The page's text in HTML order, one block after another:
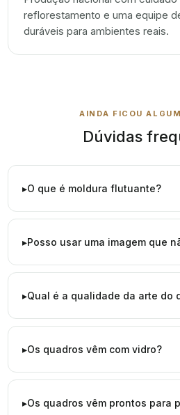
reflorestamento e uma equipe
duráveis para ambientes reais.
AINDA FICOU
Dúvidas
O que é moldura flutuante?
Posso usar uma imagem que
Qual é a qualidade da arte do
Os quadros vêm com vidro?
Os quadros vêm prontos para